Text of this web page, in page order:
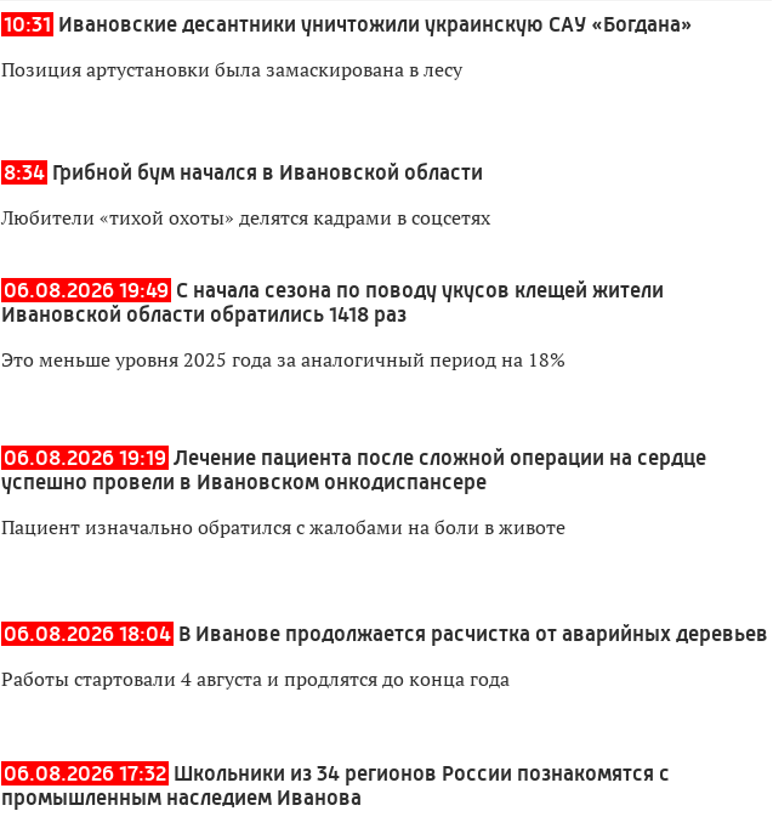
10:31 Ивановские десантники уничтожили украинскую САУ «Богдана»
Позиция артустановки была замаскирована в лесу
8:34 Грибной бум начался в Ивановской области
Любители «тихой охоты» делятся кадрами в соцсетях
06.08.2026 19:49 С начала сезона по поводу укусов клещей жители
Ивановской области обратились 1418 раз
Это меньше уровня 2025 года за аналогичный период на 18%
06.08.2026 19:19 Лечение пациента после сложной операции на сердце
успешно провели в Ивановском онкодиспансере
Пациент изначально обратился с жалобами на боли в животе
06.08.2026 18:04 В Иванове продолжается расчистка от аварийных деревьев
Работы стартовали 4 августа и продлятся до конца года
06.08.2026 17:32 Школьники из 34 регионов России познакомятся с
промышленным наследием Иванова